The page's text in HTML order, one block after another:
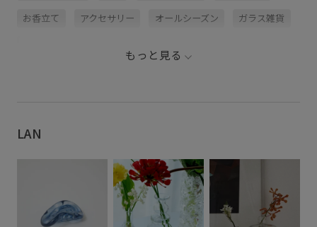
お香立て アクセサリー オールシーズン ガラス雑貨
もっと見る
LAN